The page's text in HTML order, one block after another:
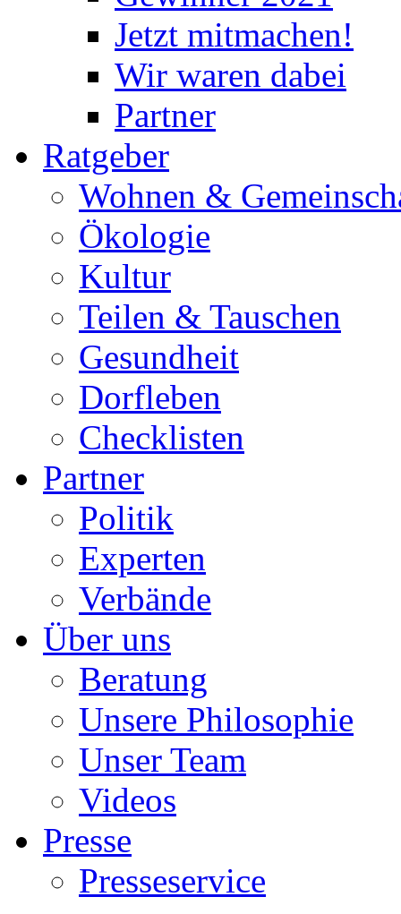
Jetzt mitmachen!
Wir waren dabei
Partner
Ratgeber
Wohnen &
Ökologie
Kultur
Teilen & Tauschen
Gesundheit
Dorfleben
Checklisten
Partner
Politik
Experten
Verbände
Über uns
Beratung
Unsere Philosophie
Unser Team
Videos
Presse
Presseservice